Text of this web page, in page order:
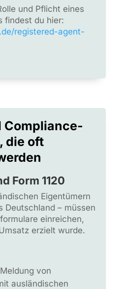
und Pflicht eines
findest du hier:
registered-agent-
Compliance-
die oft
Form 1120
Eigentümern
Deutschland – müssen
einreichen,
erzielt wurde.
von
ausländischen